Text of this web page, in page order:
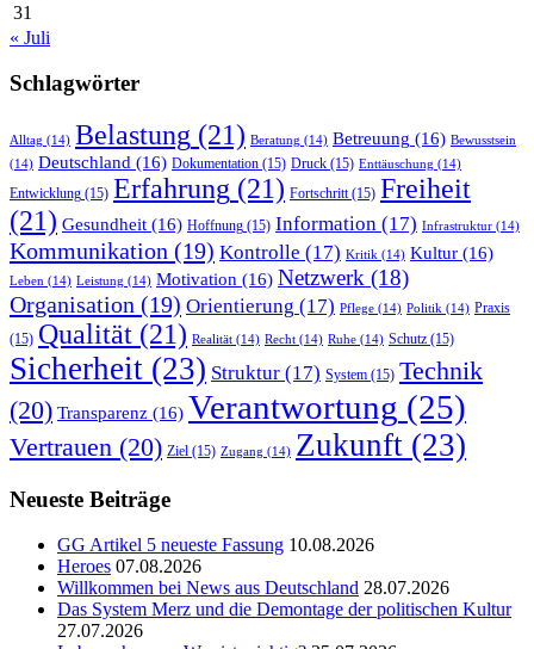
31
« Juli
Schlagwörter
Alltag (14) Belastung (21) Beratung (14) Betreuung (16) Bewusstsein
(14) Deutschland (16) Dokumentation (15) Druck (15) Enttäuschung (14)
Entwicklung (15) Erfahrung (21) Fortschritt(15) Freiheit
(21) Gesundheit (16) Hoffnung (15) Information (17) Infrastruktur (14)
Kommunikation (19) Kontrolle (17) Kritik (14) Kultur (16)
Leben (14) Leistung (14) Motivation (16) Netzwerk (18)
Organisation (19) Orientierung (17) Pflege (14) Politik (14) Praxis
(15) Qualität (21) Realität (14) Recht (14) Ruhe (14) Schutz (15)
Sicherheit (23) Struktur (17) System (15) Technik
(20) Transparenz (16) Verantwortung (25)
Vertrauen (20) Ziel (15) Zugang (14) Zukunft (23)
Neueste Beiträge
GG Artikel 5 neueste Fassung 10.08.2026
Heroes 07.08.2026
Willkommen bei News aus Deutschland 28.07.2026
Das System Merz und die Demontage der politischen Kultur
27.07.2026